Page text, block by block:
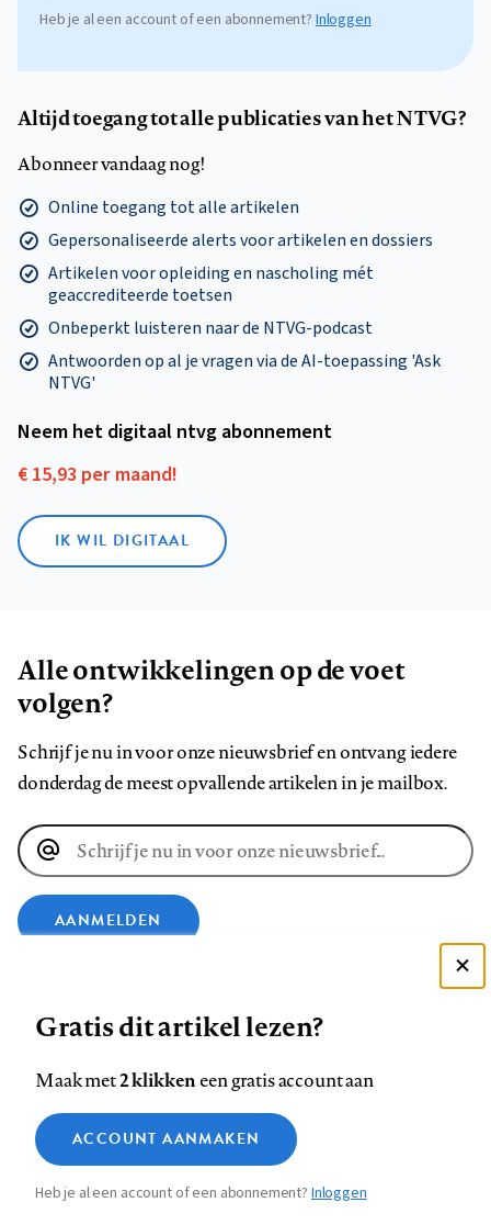
Heb je al een account of een abonnement?Inloggen
Altijd toegang tot alle publicaties van het NTVG?
Abonneer vandaag nog!
Online toegang tot alle artikelen
Gepersonaliseerde alerts voor artikelen en dossiers
Artikelen voor opleiding en nascholing mét
geaccrediteerde toetsen
Onbeperkt luisteren naar de NTVG-podcast
Antwoorden op al je vragen via de AI-toepassing 'Ask
NTVG'
Neem het digitaal ntvg abonnement
€ 15,93 per maand!
IK WIL DIGITAAL
Alle ontwikkelingen op de voet
volgen?
Schrijf je nu in voor onze nieuwsbrief en ontvang iedere
donderdag de meest opvallende artikelen in je mailbox.
E-
mailadres
AANMELDEN
op
Facebook
op
LinkedIn
op
Bluesky
ons
op
InstagramYouTube
Footer
navigation
Contact Colofon Disclaimer Privacy
Medische vragen verdienen
betrouwbare antwoorden
Zie onze cookie policy
Analytische cookies
Marketing cookies
Gratis dit artikel lezen?
Maak met2 klikkeneen gratis account aan
ACCOUNT AANMAKEN
Heb je al een account of een abonnement?Inloggen